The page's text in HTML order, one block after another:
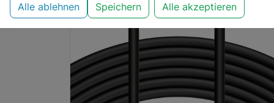
Alle ablehnen Speichern Alle akzeptieren